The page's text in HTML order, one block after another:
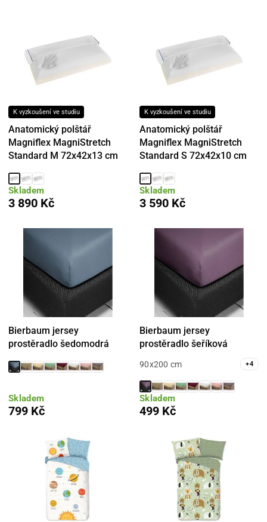
K vyzkoušení ve studiu
Anatomický polštář
Magniflex MagniStretch
Standard M 72x42x13 cm
Skladem
3 890 Kč
K vyzkoušení ve studiu
Anatomický polštář
Magniflex MagniStretch
Standard S 72x42x10 cm
Skladem
3 590 Kč
Bierbaum jersey
prostěradlo šedomodrá
Skladem
799 Kč
Bierbaum jersey
prostěradlo šeříková
90x200 cm +4
Skladem
499 Kč